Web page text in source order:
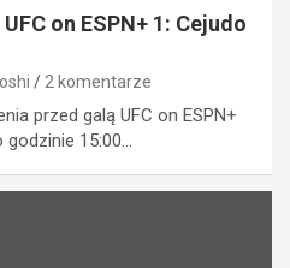
on ESPN+ 1: Cejudo
2 komentarze
przed galą UFC on ESPN+
godzinie 15:00…